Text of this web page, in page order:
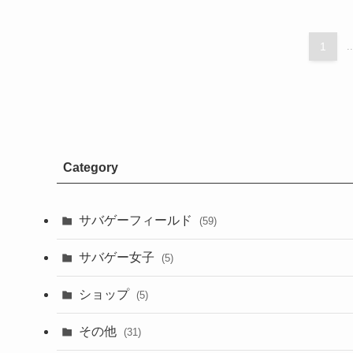
1
Category
サバゲーフィールド (59)
サバゲー女子 (5)
ショップ (5)
その他 (31)